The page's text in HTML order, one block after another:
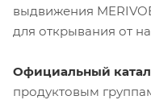
выдвижения
для открывания от
Официальный
продуктовым